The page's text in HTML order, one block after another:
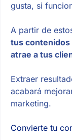
gusta, si
A partir de
tus contenidos
atrae a tus
Extraer
acabará
marketing.
Convierte tu